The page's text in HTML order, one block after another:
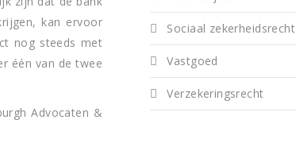
kan ervoor
nog steeds met
één van de twee
Advocaten &
Sociaal zekerheidsrecht
Vastgoed
Verzekeringsrecht